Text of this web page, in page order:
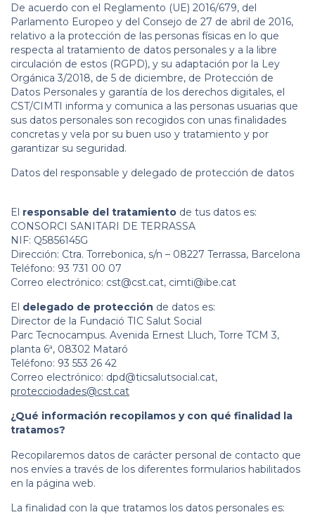
De acuerdo con el Reglamento (UE) 2016/679, del
Parlamento Europeo y del Consejo de 27 de abril de 2016,
relativo a la protección de las personas físicas en lo que
respecta al tratamiento de datos personales y a la libre
circulación de estos (RGPD), y su adaptación por la Ley
Orgánica 3/2018, de 5 de diciembre, de Protección de
Datos Personales y garantía de los derechos digitales, el
CST/CIMTI informa y comunica a las personas usuarias que
sus datos personales son recogidos con unas finalidades
concretas y vela por su buen uso y tratamiento y por
garantizar su seguridad.
Datos del responsable y delegado de protección de datos
El responsable del tratamiento de tus datos es:
CONSORCI SANITARI DE TERRASSA
NIF: Q5856145G
Dirección: Ctra. Torrebonica, s/n – 08227 Terrassa, Barcelona
Teléfono: 93 731 00 07
Correo electrónico: cst@cst.cat, cimti@ibe.cat
El delegado de protección de datos es:
Director de la Fundació TIC Salut Social
Parc Tecnocampus. Avenida Ernest Lluch, Torre TCM 3,
planta 6ª, 08302 Mataró
Teléfono: 93 553 26 42
Correo electrónico: dpd@ticsalutsocial.cat,
protecciodades@cst.cat
¿Qué información recopilamos y con qué finalidad la
tratamos?
Recopilaremos datos de carácter personal de contacto que
nos envíes a través de los diferentes formularios habilitados
en la página web.
La finalidad con la que tratamos los datos personales es: